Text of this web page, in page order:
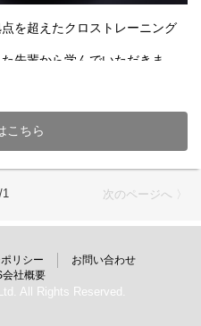
を超えたクロストレーニング
先輩から学んでいただきま
業務にも携わることができま
活躍中です！
トが訪れたくなる店を創るた
×BAR」など、
こちら
次のページへ 〉
リシー
お問い合わせ
社概要
All Rights Reserved.